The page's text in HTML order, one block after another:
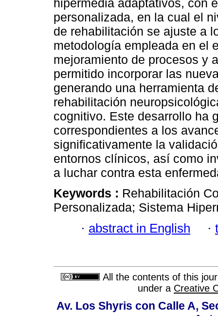
hipermedia adaptativos, con
personalizada, en la cual el
de rehabilitación se ajuste a
metodología empleada en el
mejoramiento de procesos y
permitido incorporar las
generando una herramienta
rehabilitación
cognitivo. Este desarrollo ha
correspondientes a los
significativamente la
entornos clínicos, así como
a luchar contra esta
Keywords : Rehabilitación
Personalizada; Sistema
· abstract in English ·
All the contents of this
under a Creative
Av. Los Shyris con Calle A,